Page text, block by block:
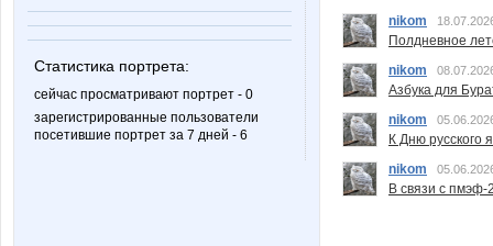
Статистика портрета:
сейчас просматривают портрет - 0
зарегистрированные пользователи
посетившие портрет за 7 дней - 6
nikom
Полдневное
nikom
Азбука для
nikom
К Дню русского
nikom
В связи с пмэф-